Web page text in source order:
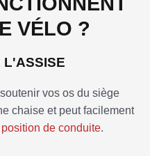
VÉLO ?
L'ASSISE
vos os du siège
chaise et peut facilement
de conduite.